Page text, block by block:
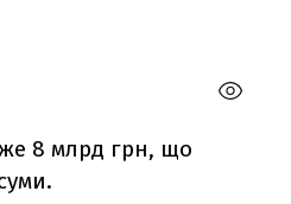
8 млрд грн, що